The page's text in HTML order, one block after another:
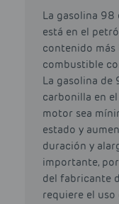
La gasolina
está en el
contenido
combustible
La gasolina
carbonilla en
motor sea
estado y
duración y
importante,
del fabricante
requiere el uso